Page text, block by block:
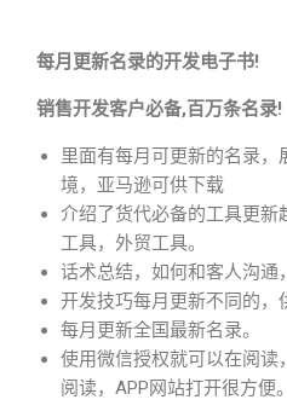
每月更新名录的开发电子书!
销售开发客户必备,百万条名录!
里面有每月可更新的名录
境，亚马逊可供下载
介绍了货代必备的工具更新
工具，外贸工具。
话术总结，如何和客人沟
开发技巧每月更新不同的，
每月更新全国最新名录。
使用微信授权就可以在阅读
阅读，APP网站打开很方便。